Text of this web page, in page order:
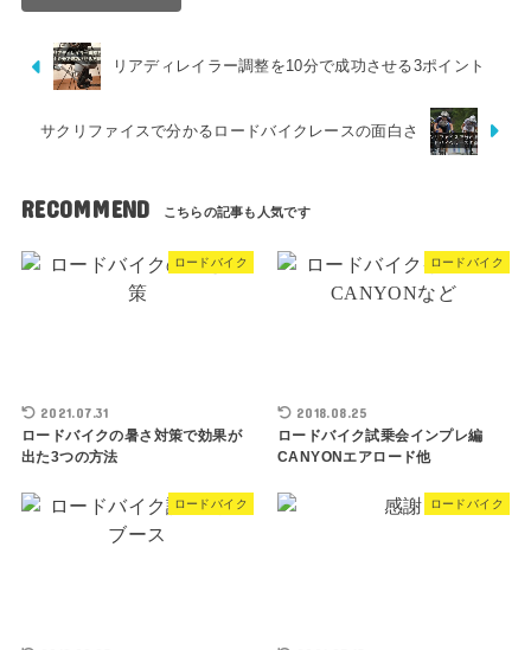
リアディレイラー調整を10分で成功させる3ポイント
サクリファイスで分かるロードバイクレースの面白さ
RECOMMEND
ロードバイク
2021.07.31
ロードバイクの暑さ対策で効果が
出た3つの方法
ロードバイク
2018.08.25
ロードバイク試乗会インプレ編
CANYONエアロード他
ロードバイク ロードバイク